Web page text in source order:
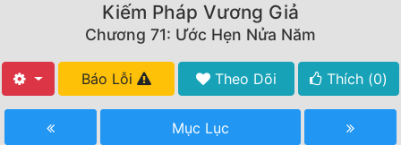
Tất Cả
Hoàn Thành
Kiếm Pháp Vương Giả
Chương 71: Ước Hẹn Nửa Năm
Báo Lỗi Theo Dõi Thích (0)
Mục Lục